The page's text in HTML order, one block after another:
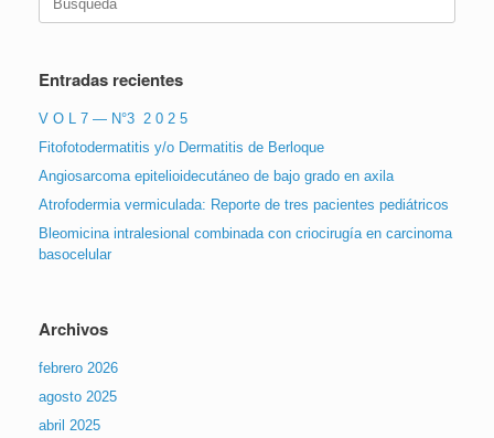
Entradas recientes
V O L 7 — N°3 2 0 2 5
Fitofotodermatitis y/o Dermatitis de Berloque
Angiosarcoma epitelioidecutáneo de bajo grado en axila
Atrofodermia vermiculada: Reporte de tres pacientes pediátricos
Bleomicina intralesional combinada con criocirugía en carcinoma
basocelular
Archivos
febrero 2026
agosto 2025
abril 2025